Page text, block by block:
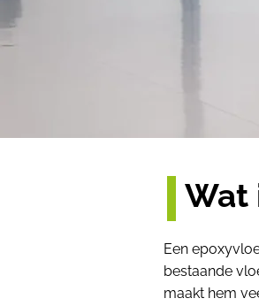
Wat
Een
bestaande
maakt hem